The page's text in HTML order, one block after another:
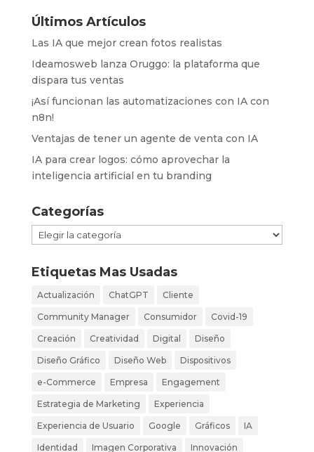
Últimos Artículos
Las IA que mejor crean fotos realistas
Ideamosweb lanza Oruggo: la plataforma que
dispara tus ventas
¡Así funcionan las automatizaciones con IA con
n8n!
Ventajas de tener un agente de venta con IA
IA para crear logos: cómo aprovechar la
inteligencia artificial en tu branding
Categorías
Categorías
Etiquetas Mas Usadas
Actualización ChatGPT Cliente
Community Manager Consumidor Covid-19
Creación Creatividad Digital Diseño
Diseño Gráfico Diseño Web Dispositivos
e-Commerce Empresa Engagement
Estrategia de Marketing Experiencia
Experiencia de Usuario Google Gráficos IA
Identidad Imagen Corporativa Innovación